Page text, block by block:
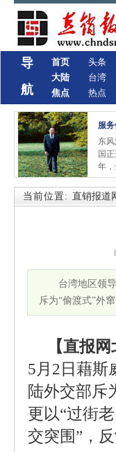
导
航
首页
大陆
焦点
头条
台湾
热点
服
东
国
年
当前位置: 直销报道
台湾地区领
斥为“偷渡式”外
【直报
5月2日藉斯
陆外交部斥
更以“过街
交突围”，